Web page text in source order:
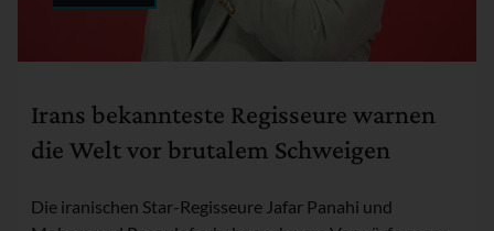
Irans bekannteste Regisseure warnen
die Welt vor brutalem Schweigen
Die iranischen Star-Regisseure Jafar Panahi und